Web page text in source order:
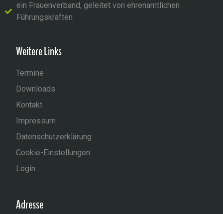
ein Frauenverband, geleitet von ehrenamtlichen
Führungskräften
Weitere Links
Termine
Downloads
Kontakt
Impressum
Datenschutzerklärung
Cookie-Einstellungen
Login
Adresse